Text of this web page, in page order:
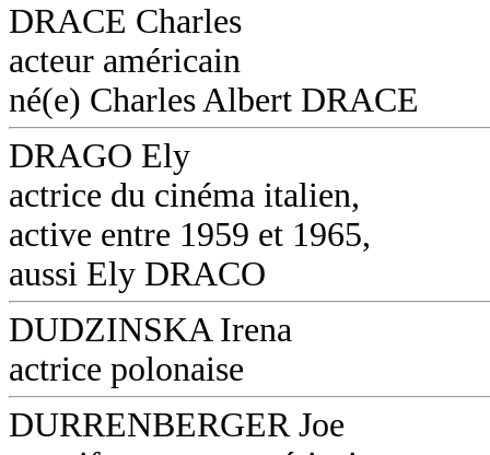
DRACE Charles
acteur américain
né(e) Charles Albert DRACE
DRAGO Ely
actrice du cinéma italien,
active entre 1959 et 1965,
aussi Ely DRACO
DUDZINSKA Irena
actrice polonaise
DURRENBERGER Joe